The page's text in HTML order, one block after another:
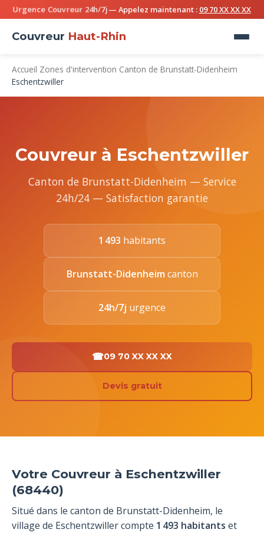
Urgence Couvreur 24h/7j— Appelez maintenant : 09 70 XX XX XX
Couvreur Haut-Rhin
Accueil Zones d'intervention Canton de Brunstatt-Didenheim
Eschentzwiller
Couvreur à Eschentzwiller
Canton de Brunstatt-Didenheim — Service
24h/24 — Satisfaction garantie
1 493 habitants
Brunstatt-Didenheim canton
24h/7j urgence
09 70 XX XX XX
Devis gratuit
Votre Couvreur à Eschentzwiller
(68440)
Situé dans le canton de Brunstatt-Didenheim, le
village de Eschentzwiller compte 1 493 habitants et